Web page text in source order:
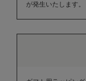
が発生いたします。